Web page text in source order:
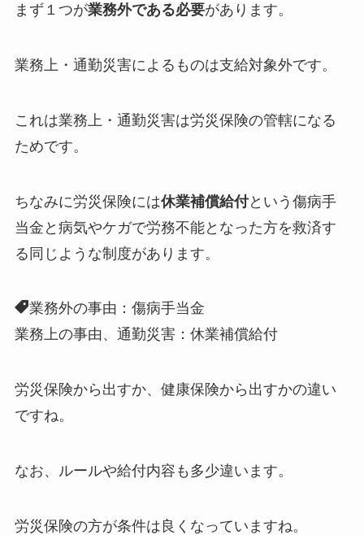
まず１つが業務外である必要があります。
業務上・通勤災害によるものは支給対象外です。
これは業務上・通勤災害は労災保険の管轄になる
ためです。
ちなみに労災保険には休業補償給付という傷病手
当金と病気やケガで労務不能となった方を救済す
る同じような制度があります。
業務外の事由：傷病手当金
業務上の事由、通勤災害：休業補償給付
労災保険から出すか、健康保険から出すかの違い
ですね。
なお、ルールや給付内容も多少違います。
労災保険の方が条件は良くなっていますね。